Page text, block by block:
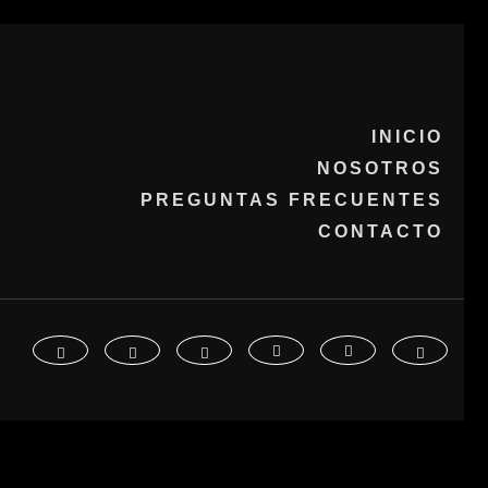
INICIO
NOSOTROS
PREGUNTAS FRECUENTES
CONTACTO